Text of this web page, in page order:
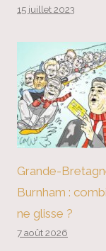
15 juillet 2023
Grande-
Burnham :
ne glisse ?
7 août 2026